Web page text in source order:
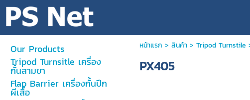
Our Products
Tripod Turnsitle เครื่อง
กั้นสามขา
Flap Barrier เครื่องกั้นปีก
ผีเสื้อ
หน้าแรก > สินค้า> Tripod Turnstile
PX405